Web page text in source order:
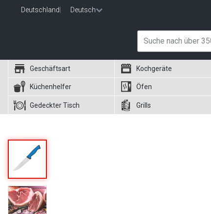
Deutschland Deutsch
Geschäftsart Kochgeräte
Küchenhelfer Öfen
Gedeckter Tisch Grills